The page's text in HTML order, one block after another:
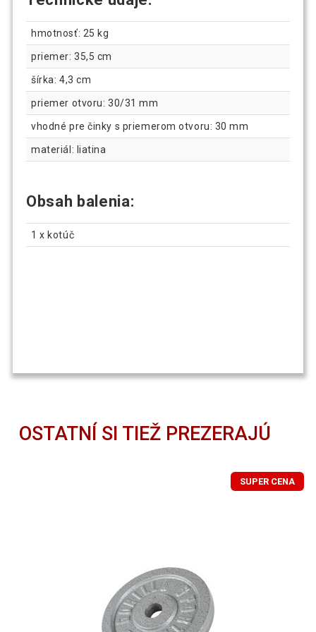
strieborný, 30 kg
Gorilla Sports Liatinový záťažový kotúč,
strieborný, 5 kg
Gorilla Sports Sada liatinových kotúčov
4 x 2,5 kg + 4 x 5 kg
100,69 €
hmotnosť: 25 kg
priemer: 35,5 cm
šírka: 4,3 cm
priemer otvoru: 30/31 mm
vhodné pre činky s priemerom otvoru: 30 mm
materiál: liatina
Obsah balenia:
1 x kotúč
OSTATNÍ SI TIEŽ PREZERAJÚ
SUPER CENA